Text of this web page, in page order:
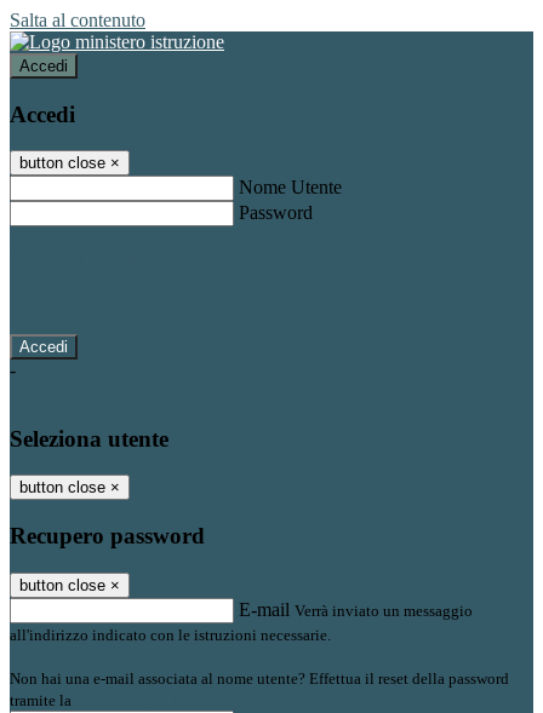
Salta al contenuto
Accedi
Accedi
button close ×
Nome Utente
Password
-
Seleziona utente
button close ×
Recupero password
button close ×
E-mail Verrà inviato un messaggio
all'indirizzo indicato con le istruzioni necessarie.
Non hai una e-mail associata al nome utente? Effettua il reset della password
tramite la